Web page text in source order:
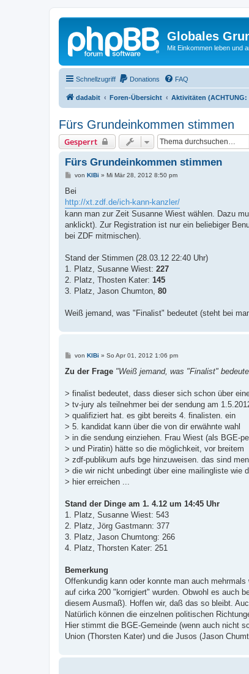
Globales
Mit Einkommen leben und
Schnellzugriff Donations FAQ
dadabit Foren-Übersicht Aktivitäten
Fürs Grundeinkommen stimmen
Gesperrt
Fürs Grundeinkommen stimmen
B
i
r
a
g
von KlBi » Mi Mär 28, 2012 8:50 pm
Bei
http://xt.zdf.de/ich-kann-kanzler/
kann man zur Zeit Susanne Wiest wählen. Dazu
anklickt). Zur Registration ist nur ein beliebiger
bei ZDF mitmischen).
Stand der Stimmen (28.03.12 22:40 Uhr)
1. Platz, Susanne Wiest: 227
2. Platz, Thosten Kater: 145
3. Platz, Jason Chumton, 80
Weiß jemand, was "Finalist" bedeutet (steht bei
B
i
a
von KlBi » So Apr 01, 2012 1:06 pm
Zu der Frage "Weiß jemand, was "Finalist"
> finalist bedeutet, dass dieser sich schon über
> tv-jury als teilnehmer bei der sendung am
> qualifiziert hat. es gibt bereits 4. finalisten. ein
> 5. kandidat kann über die von dir erwähnte wahl
> in die sendung einziehen. Frau Wiest (als BGE-
> und Piratin) hätte so die möglichkeit, vor breitem
> zdf-publikum aufs bge hinzuweisen. das sind
> die wir nicht unbedingt über eine mailingliste wie
> hier erreichen ...
Stand der Dinge am 1. 4.12 um 14:45 Uhr
1. Platz, Susanne Wiest: 543
2. Platz, Jörg Gastmann: 377
3. Platz, Jason Chumtong: 266
4. Platz, Thorsten Kater: 251
Bemerkung
Offenkundig kann oder konnte man auch
auf cirka 200 "korrigiert" wurden. Obwohl es auch
diesem Ausmaß). Hoffen wir, daß das so bleibt.
Natürlich können die einzelnen politischen
Hier stimmt die BGE-Gemeinde (wenn auch nicht
Union (Thorsten Kater) und die Jusos (Jason